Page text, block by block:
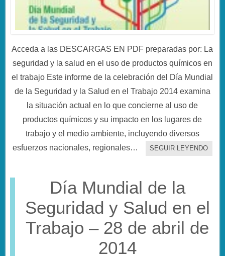
Acceda a las DESCARGAS EN PDF preparadas por: La
seguridad y la salud en el uso de productos químicos en
el trabajo Este informe de la celebración del Día Mundial
de la Seguridad y la Salud en el Trabajo 2014 examina
la situación actual en lo que concierne al uso de
productos químicos y su impacto en los lugares de
trabajo y el medio ambiente, incluyendo diversos
esfuerzos nacionales, regionales…
SEGUIR LEYENDO
Día Mundial de la
Seguridad y Salud en el
Trabajo – 28 de abril de
2014